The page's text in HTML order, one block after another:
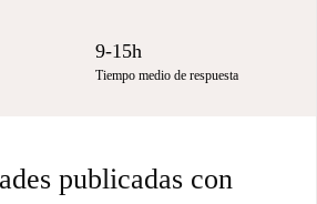
9-15h
Tiempo medio de respuesta
publicadas con